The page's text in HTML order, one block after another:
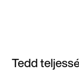
Tedd